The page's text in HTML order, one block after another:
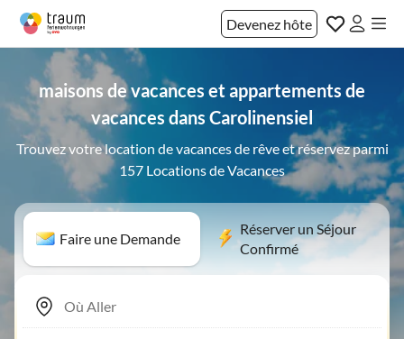
Devenez hôte
maisons de vacances et appartements de
vacances dans Carolinensiel
Trouvez votre location de vacances de rêve et réservez parmi
157 Locations de Vacances
Faire une Demande
Réserver un Séjour
Confirmé